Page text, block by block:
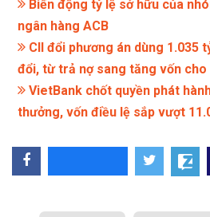
Biến động tỷ lệ sở hữu của
ngân hàng ACB
CII đổi phương án dùng 1.035
đổi, từ trả nợ sang tăng vốn cho
VietBank chốt quyền phát
thưởng, vốn điều lệ sắp vượt